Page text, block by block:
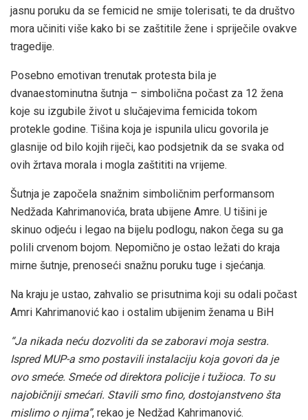
jasnu poruku da se femicid ne smije tolerisati, te da društvo
mora učiniti više kako bi se zaštitile žene i spriječile ovakve
tragedije.
Posebno emotivan trenutak protesta bila je
dvanaestominutna šutnja – simbolična počast za 12 žena
koje su izgubile život u slučajevima femicida tokom
protekle godine. Tišina koja je ispunila ulicu govorila je
glasnije od bilo kojih riječi, kao podsjetnik da se svaka od
ovih žrtava morala i mogla zaštititi na vrijeme.
Šutnja je započela snažnim simboličnim performansom
Nedžada Kahrimanovića, brata ubijene Amre. U tišini je
skinuo odjeću i legao na bijelu podlogu, nakon čega su ga
polili crvenom bojom. Nepomično je ostao ležati do kraja
mirne šutnje, prenoseći snažnu poruku tuge i sjećanja.
Na kraju je ustao, zahvalio se prisutnima koji su odali počast
Amri Kahrimanović kao i ostalim ubijenim ženama u BiH
“Ja nikada neću dozvoliti da se zaboravi moja sestra.
Ispred MUP-a smo postavili instalaciju koja govori da je
ovo smeće. Smeće od direktora policije i tužioca. To su
najobičniji smećari. Stavili smo fino, dostojanstveno šta
mislimo o njima”, rekao je Nedžad Kahrimanović.